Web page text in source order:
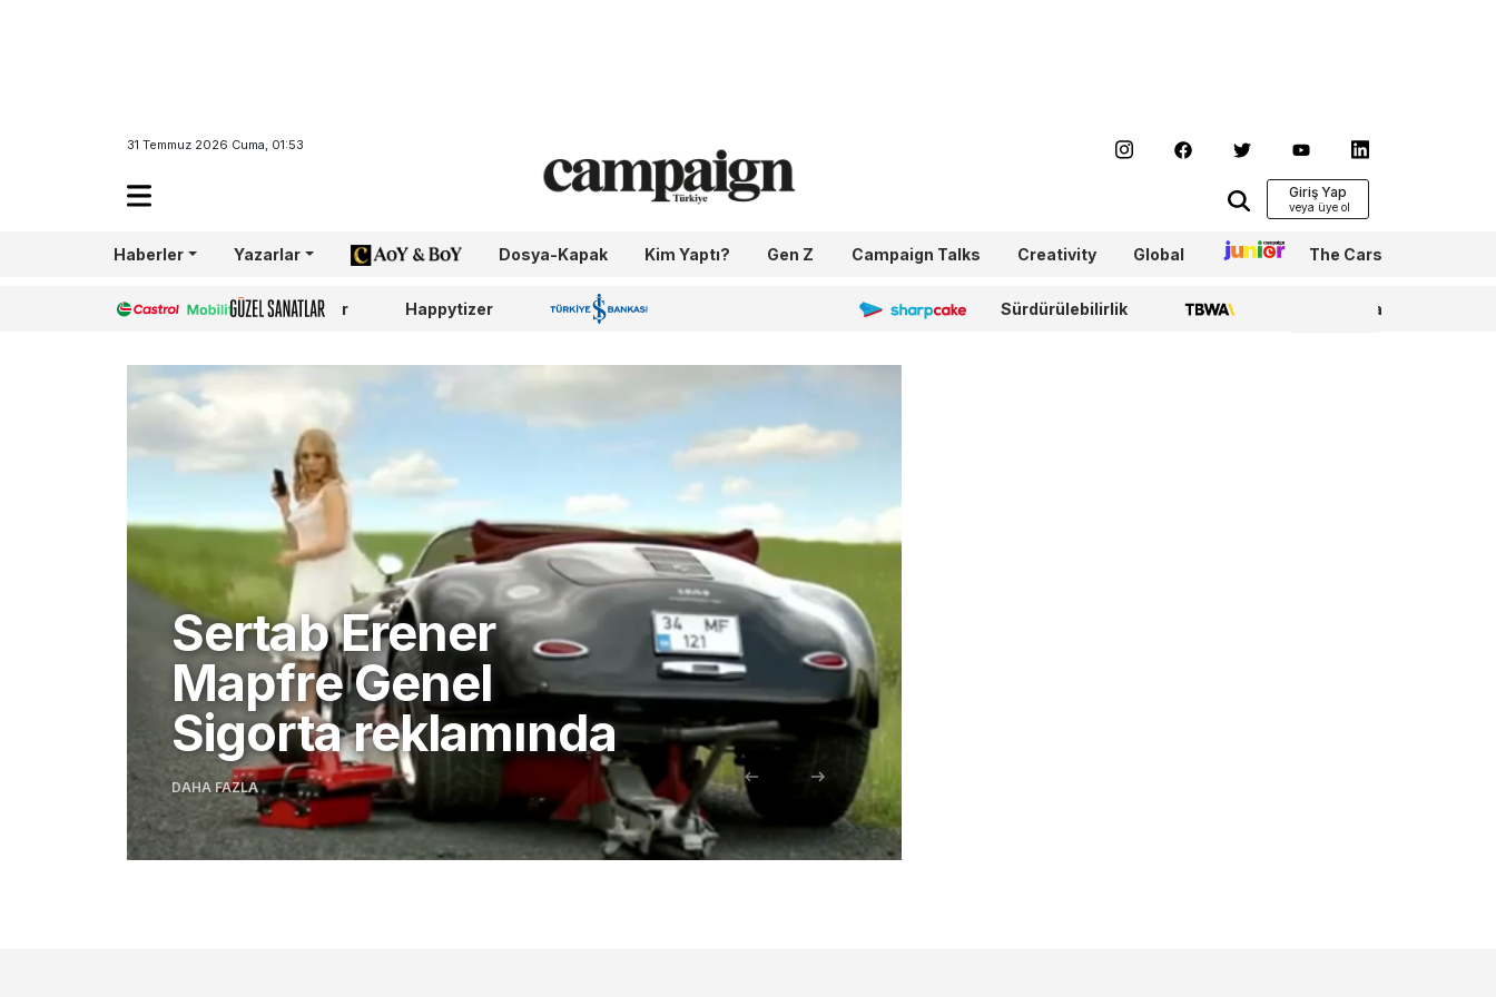
31 Temmuz 2026 Cuma, 01:53
Giriş Yap
Haberler Yazarlar AoY/BoY Dosya-Kapak Kim Yaptı? Gen Z Campaign Talks Creativity Global Junior The Cars
Castrol Güzel Sanatlar Happytizer İş Bankası 100.Yıl Sharpcake Sürdürülebilirlik TBWA WPP Media
Sertab Erener
Mapfre Genel
Sigorta reklamında
DAHA FAZLA